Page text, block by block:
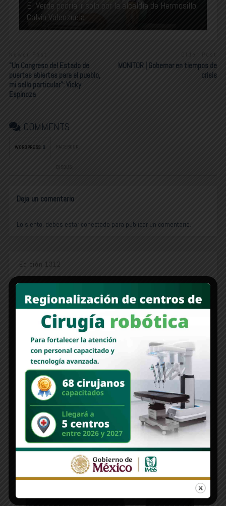
El Verde podría ir solo por la alcaldía de Hermosillo:
Calvin Valenzuela
Newer Post
“Un Congreso del Estado de
puertas abiertas para el pueblo,
mi sello particular”: Vicky
Espinoza
Older Post
MONITOR | Gobernar en tiempos de
crisis
COMMENTS
WORDPRESS: 0 FACEBOOK:
DISQUS:
Deja un comentario
Lo siento, debes estar conectado para publicar un comentario.
Edición 1312